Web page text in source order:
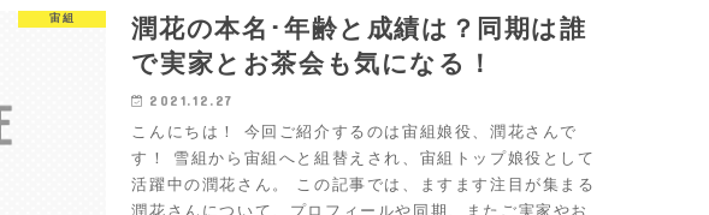
宙組
潤花の本名･年齢と成績は？同期は誰
で実家とお茶会も気になる！
2021.12.27
こんにちは！ 今回ご紹介するのは宙組娘役、潤花さんで
す！ 雪組から宙組へと組替えされ、宙組トップ娘役として
活躍中の潤花さん。 この記事では、ますます注目が集まる
潤花さんについて、プロフィールや同期、またご実家やお